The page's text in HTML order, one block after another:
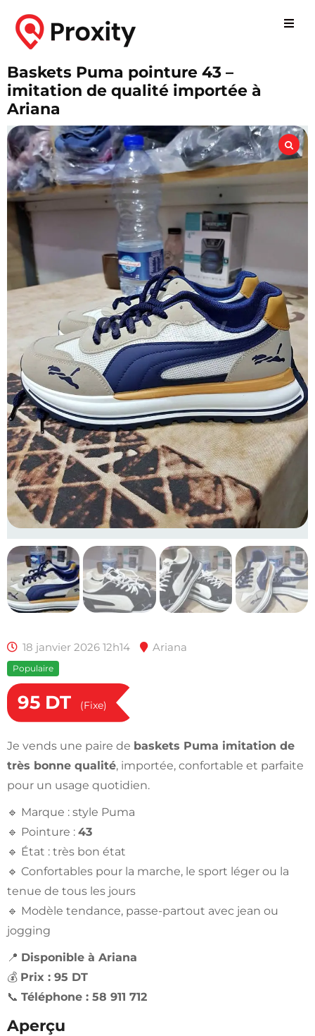
Baskets Puma pointure 43 –
imitation de qualité importée à
Ariana
18 janvier 2026 12h14 Ariana
Populaire
95 DT (Fixe)
Je vends une paire de baskets Puma imitation de
très bonne qualité, importée, confortable et parfaite
pour un usage quotidien.
🔹 Marque : style Puma
🔹 Pointure : 43
🔹 État : très bon état
🔹 Confortables pour la marche, le sport léger ou la
tenue de tous les jours
🔹 Modèle tendance, passe-partout avec jean ou
jogging
📍 Disponible à Ariana
💰 Prix : 95 DT
📞 Téléphone : 58 911 712
Aperçu